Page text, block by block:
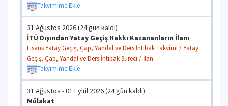
Takvimime Ekle
31 Ağustos 2026 (24 gün kaldı)
İTÜ Dışından Yatay Geçiş Hakkı Kazananların İlanı
Lisans Yatay Geçiş, Çap, Yandal ve Ders İntibak Takvimi / Yatay
Geçiş, Çap, Yandal ve Ders İntibak Süreci / İlan
Takvimime Ekle
31 Ağustos - 01 Eylül 2026 (24 gün kaldı)
Mülakat